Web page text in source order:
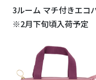
3ルーム マチ付きエコ
※2月下旬頃入荷予定